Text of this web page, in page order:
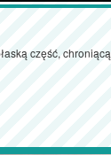
część, chroniącą